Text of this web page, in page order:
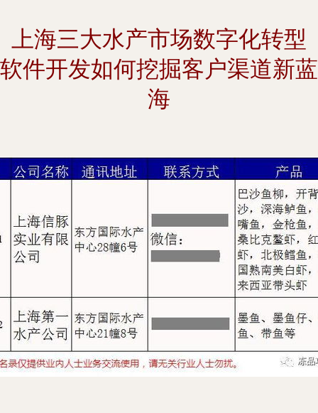
上海三大水产市场数字化转型
软件开发如何挖掘客户渠道新蓝
海